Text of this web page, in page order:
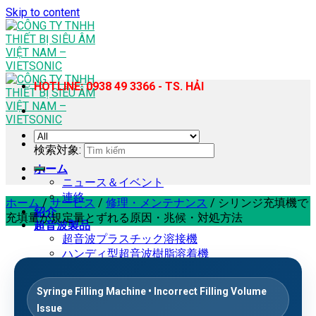
Skip to content
ホーム
ニュース＆イベント
連絡
紹介
超音波製品
超音波プラスチック溶接機
ハンディ型超音波樹脂溶着機
超音波カッター
HOTLINE: 0938 49 3366 - TS. HẢI
検索対象:
ホーム / サービス / 修理・メンテナンス / シリンジ充填機で
充填量が規定量とずれる原因・兆候・対処方法
Syringe Filling Machine • Incorrect Filling Volume
Issue